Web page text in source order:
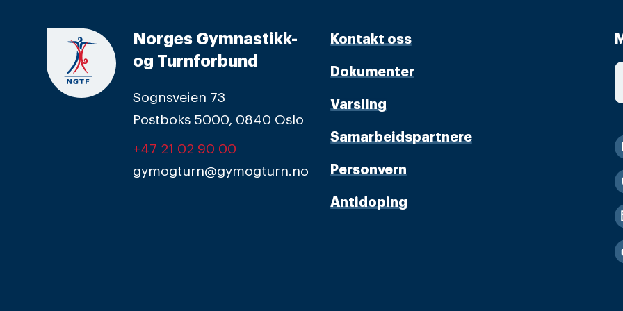
Norges Gymnastikk-
og Turnforbund
Sognsveien 73
Postboks 5000, 0840 Oslo
+47 21 02 90 00
gymogturn@gymogturn.no
Kontakt oss
Dokumenter
Varsling
Samarbeidspartnere
Personvern
Antidoping